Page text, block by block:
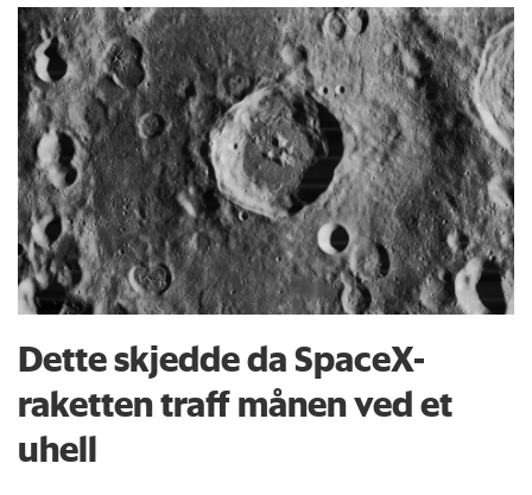
Dette skjedde da SpaceX-
raketten traff månen ved et
uhell